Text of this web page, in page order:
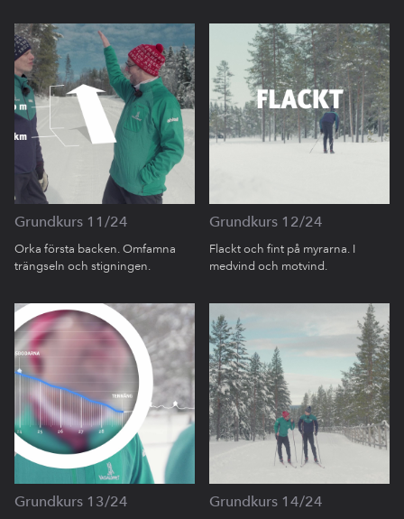
Grundkurs 11/24
Orka första backen. Omfamna
trängseln och stigningen.
Grundkurs 12/24
Flackt och fint på myrarna. I
medvind och motvind.
Grundkurs 13/24 Grundkurs 14/24